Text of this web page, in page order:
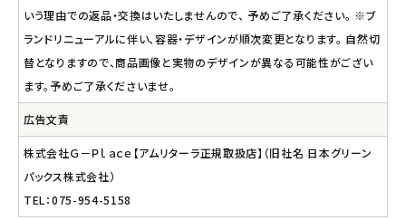
いう理由での返品・交換はいたしませんので、 予めご了承ください。 ※ブ
ランドリニューアルに伴い、容器・デザインが順次変更となります。 自然切
替となりますので、商品画像と実物のデザインが異なる可能性がござい
ます。予めご了承くださいませ。
広告文責
株式会社Ｇ－Ｐｌａｃｅ【アムリターラ正規取扱店】（旧社名 日本グリーン
パックス株式会社）
TEL：075-954-5158